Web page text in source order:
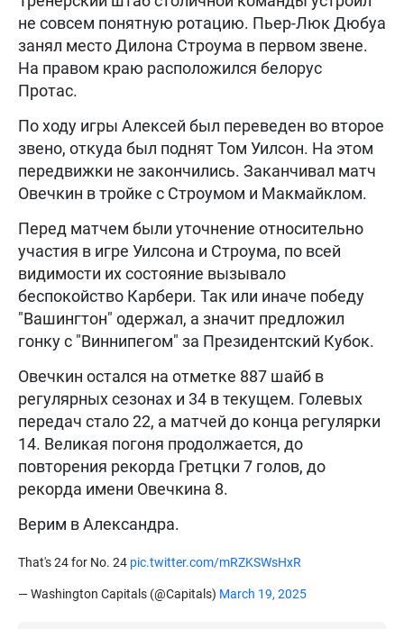
не совсем понятную ротацию. Пьер-Люк Дюбуа
занял место Дилона Строума в первом звене.
На правом краю расположился белорус
Протас.
По ходу игры Алексей был переведен во второе
звено, откуда был поднят Том Уилсон. На этом
передвижки не закончились. Заканчивал матч
Овечкин в тройке с Строумом и Макмайклом.
Перед матчем были уточнение относительно
участия в игре Уилсона и Строума, по всей
видимости их состояние вызывало
беспокойство Карбери. Так или иначе победу
"Вашингтон" одержал, а значит предложил
гонку с "Виннипегом" за Президентский Кубок.
Овечкин остался на отметке 887 шайб в
регулярных сезонах и 34 в текущем. Голевых
передач стало 22, а матчей до конца регулярки
14. Великая погоня продолжается, до
повторения рекорда Гретцки 7 голов, до
рекорда имени Овечкина 8.
Верим в Александра.
That's 24 for No. 24 pic.twitter.com/mRZKSWsHxR
— Washington Capitals (@Capitals) March 19, 2025